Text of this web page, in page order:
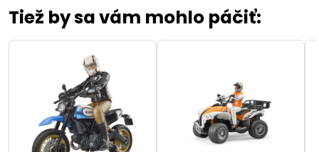
Tiež by sa vám mohlo páčiť: